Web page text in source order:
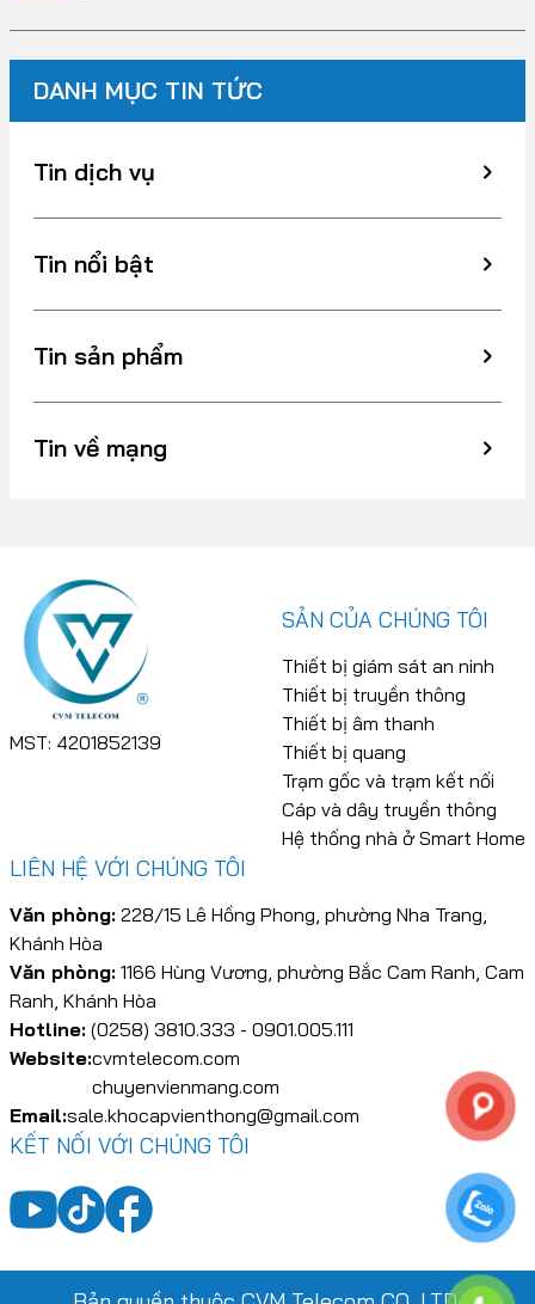
DANH MỤC TIN TỨC
Tin dịch vụ
Tin nổi bật
Tin sản phẩm
Tin về mạng
MST: 4201852139
SẢN CỦA CHÚNG TÔI
Thiết bị giám sát an ninh
Thiết bị truyền thông
Thiết bị âm thanh
Thiết bị quang
Trạm gốc và trạm kết nối
Cáp và dây truyền thông
Hệ thống nhà ở Smart Home
LIÊN HỆ VỚI CHÚNG TÔI
Văn phòng: 228/15 Lê Hồng Phong, phường Nha Trang,
Khánh Hòa
Văn phòng: 1166 Hùng Vương, phường Bắc Cam Ranh, Cam
Ranh, Khánh Hòa
Hotline: (0258) 3810.333 - 0901.005.111
Website:cvmtelecom.com
chuyenvienmang.com
Email:sale.khocapvienthong@gmail.com
KẾT NỐI VỚI CHÚNG TÔI